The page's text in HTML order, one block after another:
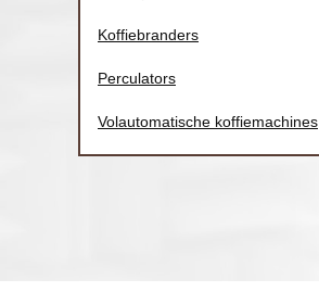
Koffiebranders
Perculators
Volautomatische koffiemachines